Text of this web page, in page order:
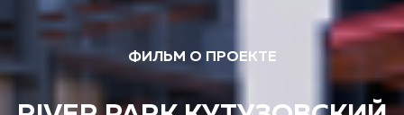
ФИЛЬМ О ПРОЕКТЕ